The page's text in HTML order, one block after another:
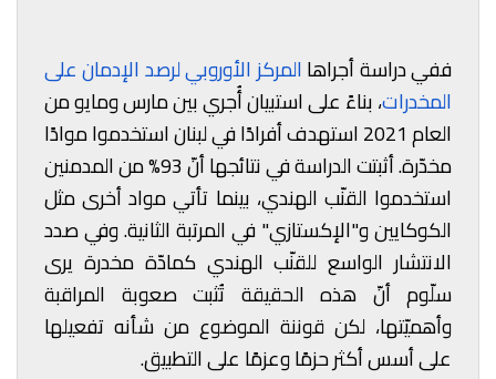
ففي دراسة أجراهاالمركز الأوروبي لرصد الإدمان على
المخدرات، بناءً على استبيان أُجري بين مارس ومايو من
العام 2021 استهدف أفرادًا في لبنان استخدموا موادًا
مخدّرة. أثبتت الدراسة في نتائجها أنّ 93% من المدمنين
استخدموا القنّب الهندي، بينما تأتي مواد أخرى مثل
الكوكايين و"الإكستازي" في المرتبة الثانية. وفي صدد
الانتشار الواسع للقنّب الهندي كمادّة مخدرة يرى
سلّوم أنّ هذه الحقيقة تُثبت صعوبة المراقبة
وأهميّتها، لكن قوننة الموضوع من شأنه تفعيلها
على أسس أكثر حزمًا وعزمًا على التطبيق.